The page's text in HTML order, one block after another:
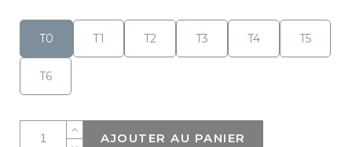
T0 T1 T2 T3 T4 T5
T6
AJOUTER AU PANIER